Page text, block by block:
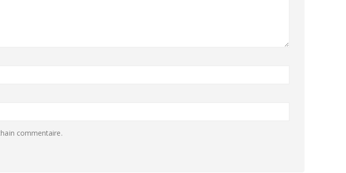
commentaire.